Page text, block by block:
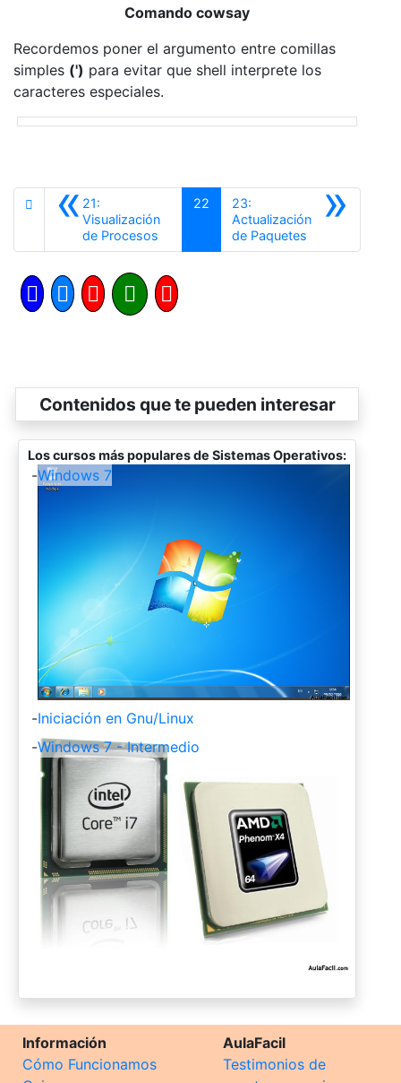
Comando cowsay
Recordemos poner el argumento entre comillas
simples (') para evitar que shell interprete los
caracteres especiales.
«21:
Visualización
de Procesos
22 »
23:
Actualización
de Paquetes
Contenidos que te pueden interesar
Los cursos más populares de Sistemas Operativos:
-Windows 7
-Iniciación en Gnu/Linux
-Windows 7 - Intermedio
Información
Cómo Funcionamos
AulaFacil
Testimonios de